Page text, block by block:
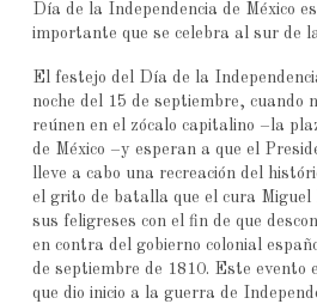
Día de la Independencia de México
importante que se celebra al sur de
El festejo del Día de la
noche del 15 de septiembre, cuando
reúnen en el zócalo capitalino –la
de México –y esperan a que el
lleve a cabo una recreación del
el grito de batalla que el cura
sus feligreses con el fin de que
en contra del gobierno colonial
de septiembre de 1810. Este evento
que dio inicio a la guerra de